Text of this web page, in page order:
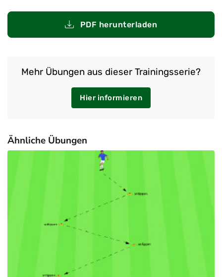
PDF herunterladen
Mehr Übungen aus dieser Trainingsserie?
Hier informieren
Ähnliche Übungen